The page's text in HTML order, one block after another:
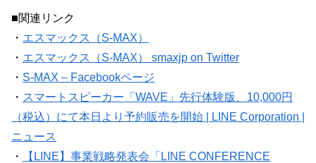
■関連リンク
・ エスマックス（S-MAX）
・ エスマックス（S-MAX） smaxjp on Twitter
・ S-MAX – Facebookページ
・ スマートスピーカー「WAVE」先行体験版、10,000円
（税込）にて本日より予約販売を開始 | LINE Corporation |
ニュース
・
【LINE】事業戦略発表会「LINE CONFERENCE